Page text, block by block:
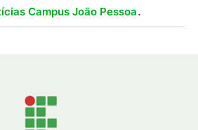
Campus João Pessoa.